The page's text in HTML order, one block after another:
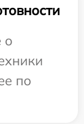
о
по